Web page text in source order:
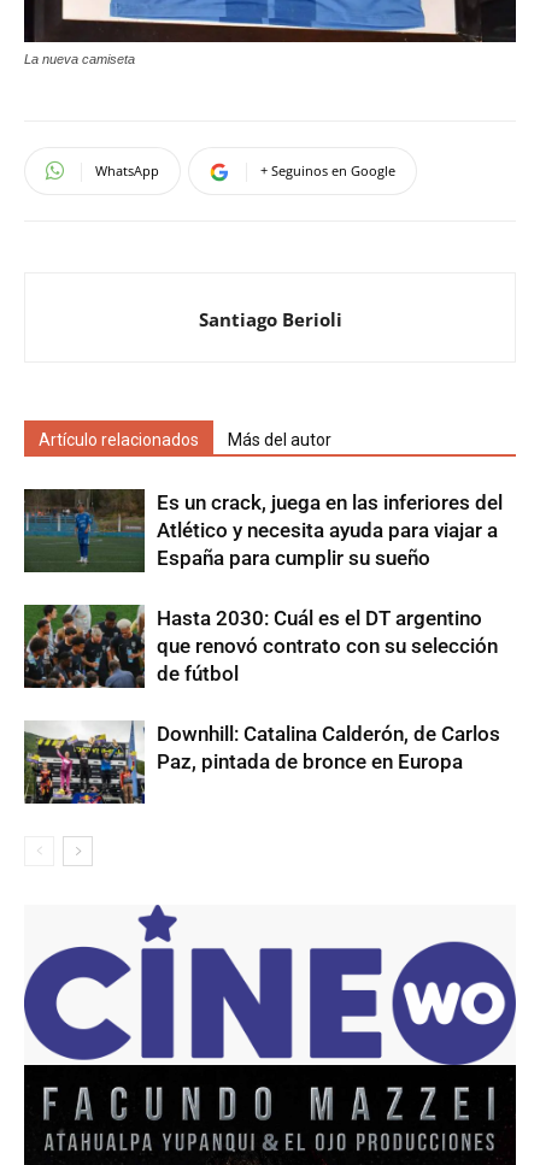
La nueva camiseta
WhatsApp + Seguinos en Google
Santiago Berioli
Artículo relacionados Más del autor
Es un crack, juega en las inferiores del
Atlético y necesita ayuda para viajar a
España para cumplir su sueño
Hasta 2030: Cuál es el DT argentino
que renovó contrato con su selección
de fútbol
Downhill: Catalina Calderón, de Carlos
Paz, pintada de bronce en Europa